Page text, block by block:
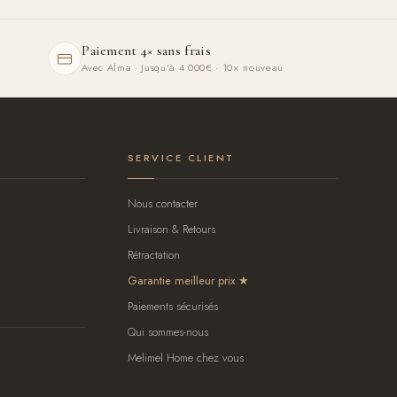
Paiement 4× sans frais
Avec Alma · Jusqu'à 4 000€ · 10× nouveau
SERVICE CLIENT
Nous contacter
Livraison & Retours
Rétractation
Garantie meilleur prix
Paiements sécurisés
Qui sommes-nous
Melimel Home chez vous